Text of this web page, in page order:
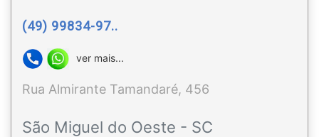
(49) 99834-97..
ver mais...
Rua Almirante Tamandaré, 456
São Miguel do Oeste - SC